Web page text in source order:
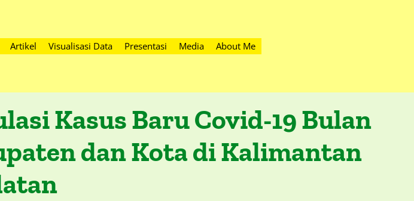
Artikel Visualisasi Data Presentasi Media About Me
Kasus Baru Covid-19 Bulan
dan Kota di Kalimantan